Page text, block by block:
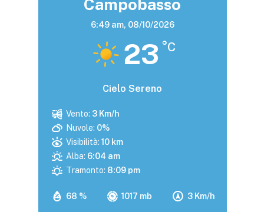
Campobasso
6:49 am, 08/10/2026
23 °C
Cielo Sereno
68 % 1017 mb 3 Km/h
Vento: 3 Km/h
Nuvole: 0%
Visibilità: 10 km
Alba: 6:04 am
Tramonto: 8:09 pm